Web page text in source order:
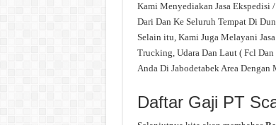
Kami Menyediakan Jasa Ekspedisi
Dari Dan Ke Seluruh Tempat Di
Selain itu, Kami Juga Melayani
Trucking, Udara Dan Laut ( Fcl
Anda Di Jabodetabek Area
Daftar Gaji PT